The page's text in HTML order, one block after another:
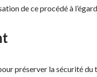
de ce procédé à
préserver la sécurité